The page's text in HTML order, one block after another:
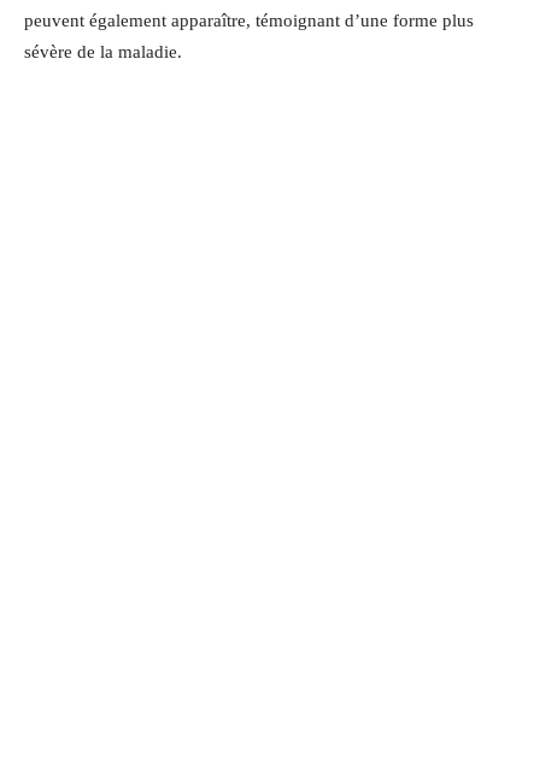
peuvent également apparaître, témoignant d’une forme plus
sévère de la maladie.